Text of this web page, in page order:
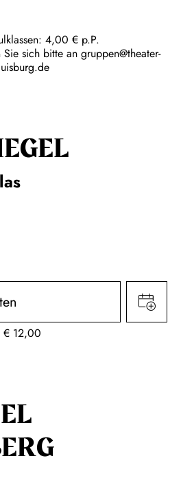
4,00 € p.P.
Sie sich bitte angruppen@theater-
€ 12,00